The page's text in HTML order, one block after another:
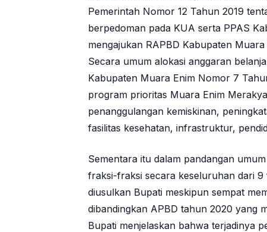
Pemerintah Nomor 12 Tahun 2019
berpedoman pada KUA serta PPAS
mengajukan RAPBD Kabupaten
Secara umum alokasi anggaran
Kabupaten Muara Enim Nomor 7
program prioritas Muara Enim
penanggulangan kemiskinan,
fasilitas kesehatan, infrastruktur,
Sementara itu dalam pandangan
fraksi-fraksi secara keseluruhan dari 9
diusulkan Bupati meskipun sempat
dibandingkan APBD tahun 2020 yang
Bupati menjelaskan bahwa terjadinya